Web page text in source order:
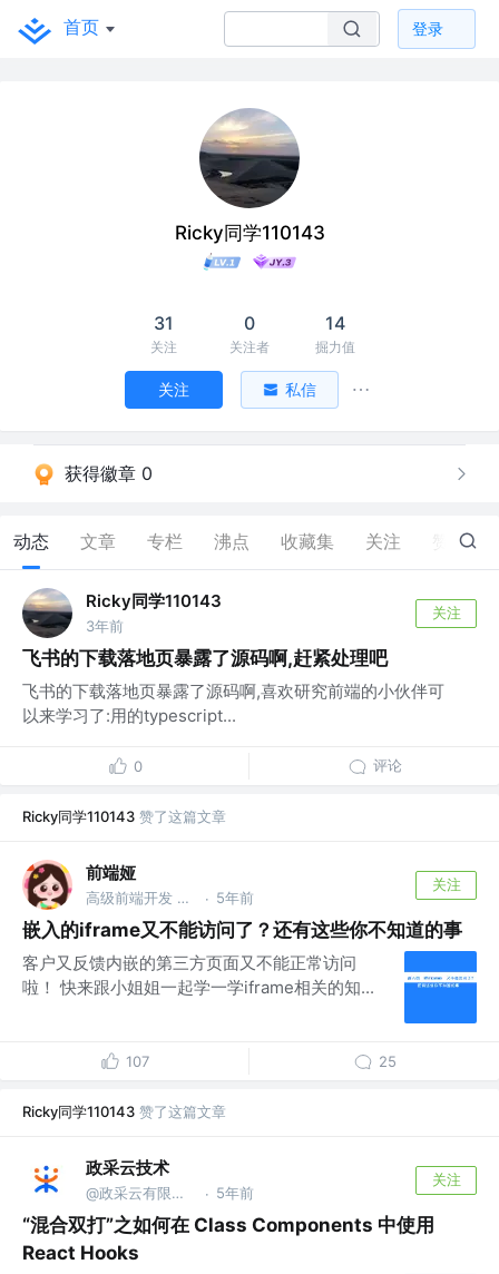
首页 登录
Ricky同学110143
31
关注
0
关注者
14
掘力值
关注 私信
获得徽章 0
动态 文章 专栏 沸点 收藏集 关注 7
Ricky同学110143
3年前
关注
飞书的下载落地页暴露了源码啊,赶紧处理吧
飞书的下载落地页暴露了源码啊,喜欢研究前端的小伙伴可
以来学习了:用的typescript...
0 评论
Ricky同学110143 赞了这篇文章
前端娅
高级前端开发 @有趣的知识@程序媛最可爱 · 5年前
关注
嵌入的iframe又不能访问了？还有这些你不知道的事
客户又反馈内嵌的第三方页面又不能正常访问
啦！ 快来跟小姐姐一起学一学iframe相关的知...
107 25
Ricky同学110143 赞了这篇文章
政采云技术
@政采云有限公司@政采云技术 · 5年前
关注
“混合双打”之如何在 Class Components 中使用
React Hooks